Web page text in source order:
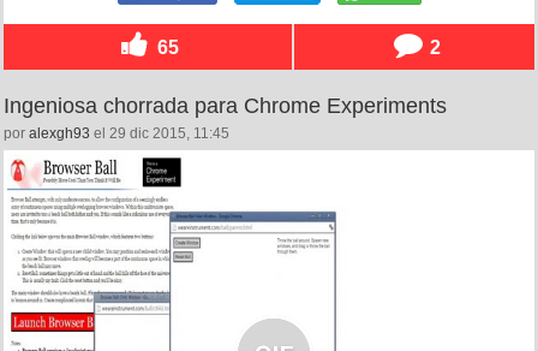
65 2
Ingeniosa chorrada para Chrome Experiments
por alexgh93 el 29 dic 2015, 11:45